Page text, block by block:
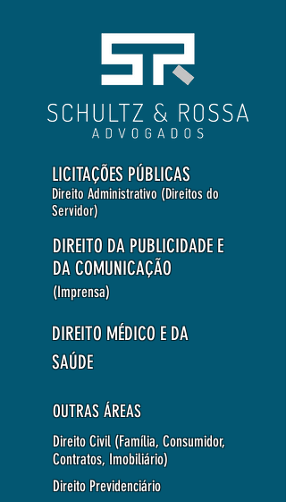
LICITAÇÕES PÚBLICAS
Direito Administrativo (Direitos do
Servidor)
DIREITO DA PUBLICIDADE E
DA COMUNICAÇÃO
(Imprensa)
DIREITO MÉDICO E DA
SAÚDE
OUTRAS ÁREAS
Direito Civil (Família, Consumidor,
Contratos, Imobiliário)
Direito Previdenciário